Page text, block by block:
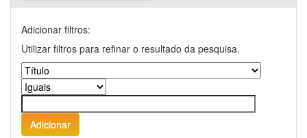
Adicionar filtros:
Utilizar filtros para refinar o resultado da pesquisa.